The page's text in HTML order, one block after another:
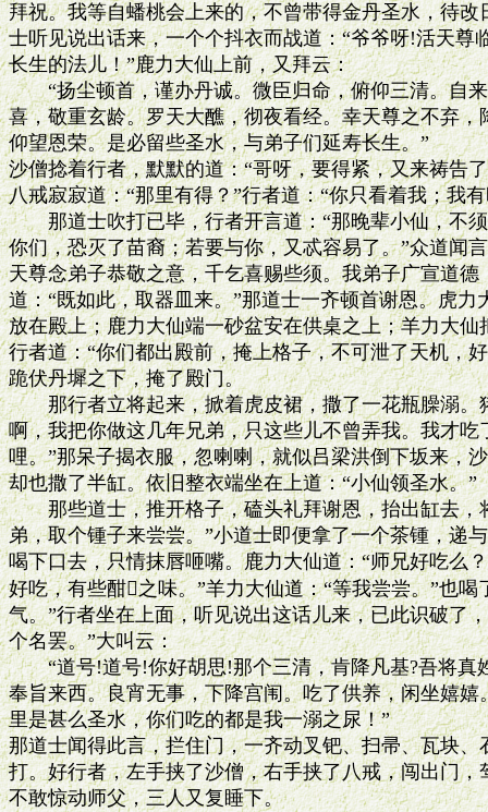
拜祝。我等自蟠桃会上来的，不曾带得金丹圣水，待改
士听见说出话来，一个个抖衣而战道：“爷爷呀!活天尊
长生的法儿！”鹿力大仙上前，又拜云：
“扬尘顿首，谨办丹诚。微臣归命，俯仰三清。自来
喜，敬重玄龄。罗天大醮，彻夜看经。幸天尊之不弃
仰望恩荣。是必留些圣水，与弟子们延寿长生。”
沙僧捻着行者，默默的道：“哥呀，要得紧，又来祷告
八戒寂寂道：“那里有得？”行者道：“你只看着我；我
那道士吹打已毕，行者开言道：“那晚辈小仙，不须
你们，恐灭了苗裔；若要与你，又忒容易了。”众道闻
天尊念弟子恭敬之意，千乞喜赐些须。我弟子广宣道德
道：“既如此，取器皿来。”那道士一齐顿首谢恩。虎力
放在殿上；鹿力大仙端一砂盆安在供桌之上；羊力大
行者道：“你们都出殿前，掩上格子，不可泄了天机，
跪伏丹墀之下，掩了殿门。
那行者立将起来，掀着虎皮裙，撒了一花瓶臊溺。
啊，我把你做这几年兄弟，只这些儿不曾弄我。我才
哩。”那呆子揭衣服，忽喇喇，就似吕梁洪倒下坂来，
却也撒了半缸。依旧整衣端坐在上道：“小仙领圣水。”
那些道士，推开格子，磕头礼拜谢恩，抬出缸去，
弟，取个锺子来尝尝。”小道士即便拿了一个茶锺，递
喝下口去，只情抹唇咂嘴。鹿力大仙道：“师兄好吃么
好吃，有些酣之味。”羊力大仙道：“等我尝尝。”也喝
气。”行者坐在上面，听见说出这话儿来，已此识破了
个名罢。”大叫云：
“道号!道号!你好胡思!那个三清，肯降凡基?吾将真
奉旨来西。良宵无事，下降宫闱。吃了供养，闲坐嬉
里是甚么圣水，你们吃的都是我一溺之尿！”
那道士闻得此言，拦住门，一齐动叉钯、扫帚、瓦块
打。好行者，左手挟了沙僧，右手挟了八戒，闯出门
不敢惊动师父，三人又复睡下。